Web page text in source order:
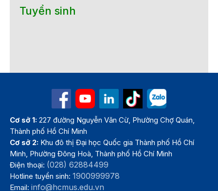
Tuyển sinh
Cơ sở 1: 227 đường Nguyễn Văn Cừ, Phường Chợ Quán,
Thành phố Hồ Chí Minh
Cơ sở 2: Khu đô thị Đại học Quốc gia Thành phố Hồ Chí
Minh, Phường Đông Hoà, Thành phố Hồ Chí Minh
Điện thoại: (028) 62884499
Hotline tuyển sinh:1900999978
Email:info@hcmus.edu.vn